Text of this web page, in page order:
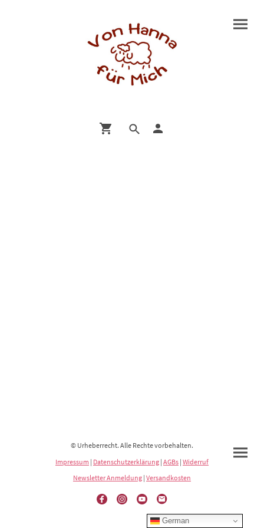
© Urheberrecht. Alle Rechte vorbehalten.
Impressum | Datenschutzerklärung | AGBs | Widerruf
Newsletter Anmeldung | Versandkosten
German